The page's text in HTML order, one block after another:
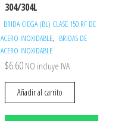
304/304L
BRIDA CIEGA (BL) CLASE 150 RF DE
ACERO INOXIDABLE, BRIDAS DE
ACERO INOXIDABLE
$6.60 NO incluye IVA
Añadir al carrito